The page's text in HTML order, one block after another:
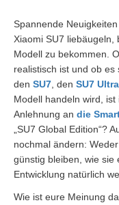
Spannende
Xiaomi SU7 liebäugeln,
Modell zu bekommen.
realistisch ist und ob es
den SU7 , den SU7 Ultra
Modell handeln wird,
Anlehnung an die
„SU7 Global Edition“?
nochmal ändern:
günstig bleiben, wie sie
Entwicklung natürlich
Wie ist eure Meinung